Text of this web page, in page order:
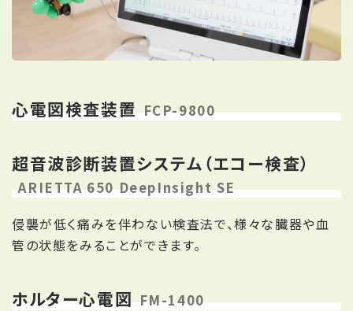
心電図検査装置 FCP-9800
超音波診断装置システム（エコー検査）
ARIETTA 650 DeepInsight SE
侵襲が低く痛みを伴わない検査法で、様々な臓器や血
管の状態をみることができます。
ホルター心電図 FM-1400